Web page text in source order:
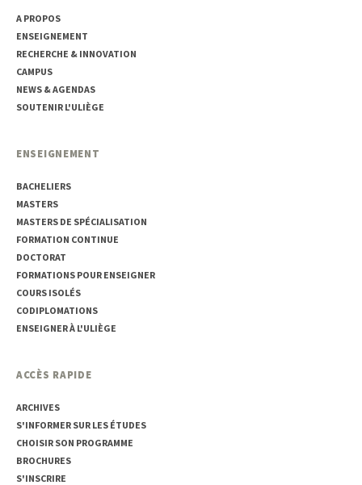
A PROPOS
ENSEIGNEMENT
RECHERCHE & INNOVATION
CAMPUS
NEWS & AGENDAS
SOUTENIR L'ULIÈGE
ENSEIGNEMENT
BACHELIERS
MASTERS
MASTERS DE SPÉCIALISATION
FORMATION CONTINUE
DOCTORAT
FORMATIONS POUR ENSEIGNER
COURS ISOLÉS
CODIPLOMATIONS
ENSEIGNER À L'ULIÈGE
ACCÈS RAPIDE
ARCHIVES
S'INFORMER SUR LES ÉTUDES
CHOISIR SON PROGRAMME
BROCHURES
S'INSCRIRE